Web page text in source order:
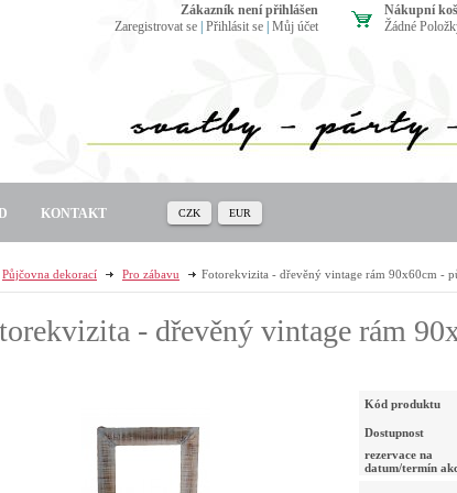
Půjčovna dekorací Pro zábavu Fotorekvizita - dřevěný vintage rám 90x60cm -
- dřevěný vintage rám
Kód produktu
Dostupnost
rezervace na
datum/termín
Nákupní
Žádné
zákazník není přihlášen
Zaregistrovat se Přihlásit se Můj účet
KONTAKT CZK EUR